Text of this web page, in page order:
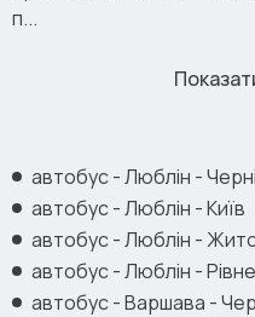
п...
автобус - Люблін -
автобус - Люблін - Київ
автобус - Люблін -
автобус - Люблін - Рівне
автобус - Варшава -